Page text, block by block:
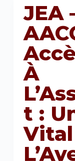
JEA
À
T :